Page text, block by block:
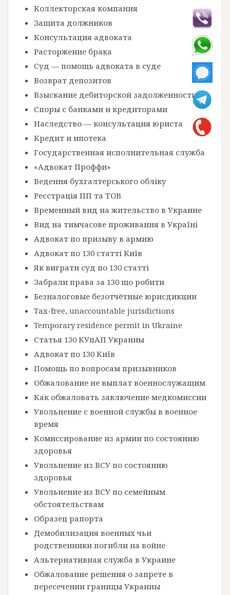
Коллекторская компания
Защита должников
Консультация адвоката
Расторжение брака
Суд — помощь адвоката в суде
Возврат депозитов
Взыскание дебиторской задолженности
Споры с банками и кредиторами
Наследство — консультация юриста
Кредит и ипотека
Государственная исполнительная служба
«Адвокат Проффи»
Ведення бухгалтерського обліку
Реєстрація ПП та ТОВ
Временный вид на жительство в Украине
Вид на тимчасове проживання в Україні
Адвокат по призыву в армию
Адвокат по 130 статті Київ
Як виграти суд по 130 статті
Забрали права за 130 що робити
Безналоговые безотчётные юрисдикции
Tax-free, unaccountable jurisdictions
Temporary residence permit in Ukraine
Статья 130 КУпАП Украины
Адвокат по 130 Київ
Помощь по вопросам призывников
Обжалование не выплат военнослужащим
Как обжаловать заключение медкомиссии
Увольнение с военной службы в военное
время
Комиссирование из армии по состоянию
здоровья
Увольнение из ВСУ по состоянию
здоровья
Увольнение из ВСУ по семейным
обстоятельствам
Образец рапорта
Демобилизация военных чьи
родственники погибли на войне
Альтернативная служба в Украине
Обжалование решения о запрете в
пересечении границы Украины